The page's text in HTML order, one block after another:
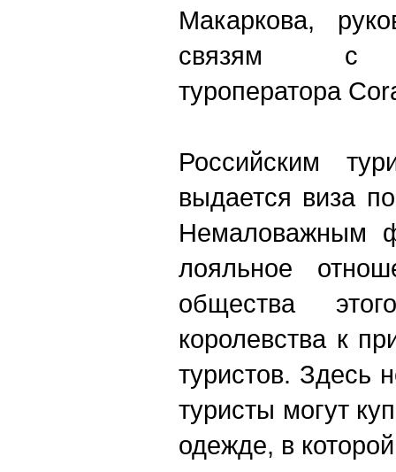
Макаркова,
связям с
туроператора
Российским
выдается виза
Немаловажным
лояльное
общества
королевства к
туристов. Здесь
туристы могут
одежде, в